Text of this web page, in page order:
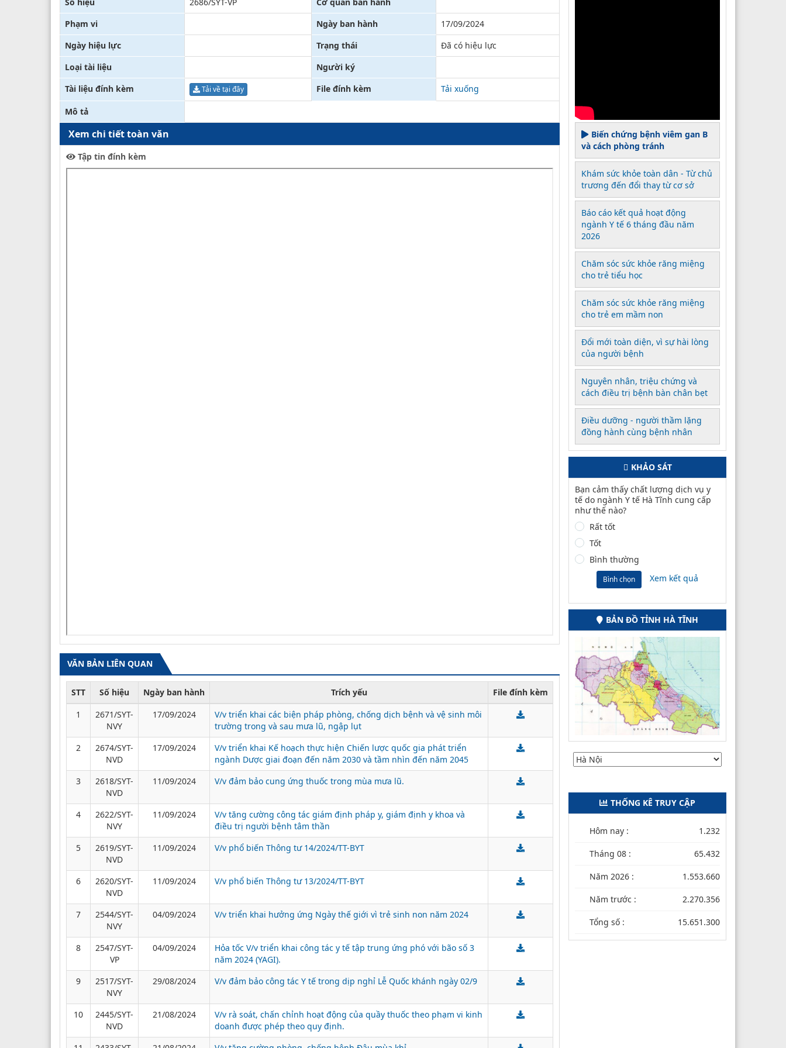
Khác
Xử lý kiến nghị - Khiếu nại tố cáo
Phạm vi
Ngày ban hành
17/09/2024
Ngày hiệu lực
Trạng thái
Đã có hiệu lực
Loại tài liệu
Người ký
Tài liệu đính kèm
Tải về tại đây File đính kèm Tải xuống
Mô tả
Xem chi tiết toàn văn
Tập tin đính kèm
VĂN BẢN LIÊN QUAN
STT Số hiệu Ngày ban hành Trích yếu
File đính kèm
1
2671/SYT-
NVY
17/09/2024
V/v triển khai các biện pháp phòng, chống dịch bệnh và vệ sinh môi
trường trong và sau mưa lũ, ngập lụt
2
2674/SYT-
NVD
17/09/2024
V/v triển khai Kế hoạch thực hiện Chiến lược quốc gia phát triển
ngành Dược giai đoạn đến năm 2030 và tầm nhìn đến năm 2045
3
2618/SYT-
NVD
11/09/2024 V/v đảm bảo cung ứng thuốc trong mùa mưa lũ.
4
2622/SYT-
NVY
11/09/2024
V/v tăng cường công tác giám định pháp y, giám định y khoa và
điều trị người bệnh tâm thần
5
2619/SYT-
NVD
11/09/2024 V/v phổ biến Thông tư 14/2024/TT-BYT
6
2620/SYT-
NVD
11/09/2024 V/v phổ biến Thông tư 13/2024/TT-BYT
7
2544/SYT-
NVY
04/09/2024 V/v triển khai hưởng ứng Ngày thế giới vì trẻ sinh non năm 2024
8
2547/SYT-
VP
04/09/2024
Hỏa tốc V/v triển khai công tác y tế tập trung ứng phó với bão số 3
năm 2024 (YAGI).
9
2517/SYT-
NVY
29/08/2024 V/v đảm bảo công tác Y tế trong dịp nghỉ Lễ Quốc khánh ngày 02/9
10
2445/SYT-
NVD
21/08/2024
V/v rà soát, chấn chỉnh hoạt động của quầy thuốc theo phạm vi kinh
doanh được phép theo quy định.
Biến chứng bệnh viêm gan B
và cách phòng tránh
Khám sức khỏe toàn dân - Từ chủ
trương đến đổi thay từ cơ sở
Báo cáo kết quả hoạt động
ngành Y tế 6 tháng đầu năm
2026
Chăm sóc sức khỏe răng miệng
cho trẻ tiểu học
Chăm sóc sức khỏe răng miệng
cho trẻ em mầm non
Đổi mới toàn diện, vì sự hài lòng
của người bệnh
Nguyên nhân, triệu chứng và
cách điều trị bệnh bàn chân bẹt
Điều dưỡng - người thầm lặng
đồng hành cùng bệnh nhân
KHẢO SÁT
Bạn cảm thấy chất lượng dịch vụ y
tế do ngành Y tế Hà Tĩnh cung cấp
như thế nào?
Rất tốt
Tốt
Bình thường
Bình chọn Xem kết quả
BẢN ĐỒ TỈNH HÀ TĨNH
THỐNG KÊ TRUY CẬP
Hôm nay : 1.232
Tháng 08 : 65.432
Năm 2026 : 1.553.660
Năm trước : 2.270.356
Tổng số : 15.651.300